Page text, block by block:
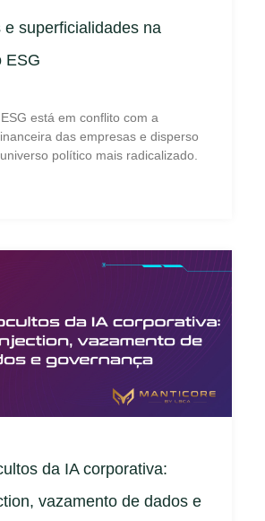
e superficialidades na
ESG
está em conflito com a
das empresas e disperso
político mais radicalizado.
da IA corporativa:
vazamento de dados e